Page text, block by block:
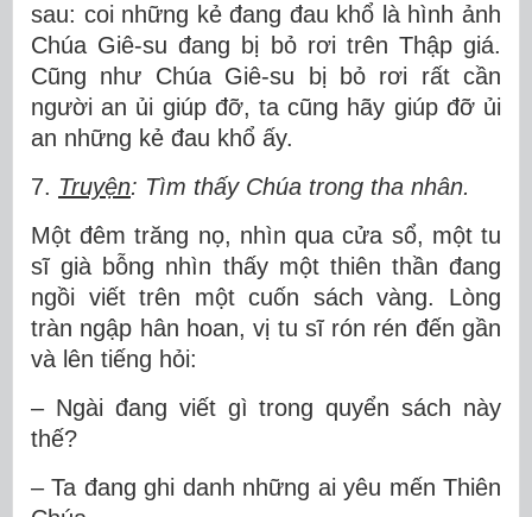
sau: coi những kẻ đang đau khổ là hình ảnh
Chúa Giê-su đang bị bỏ rơi trên Thập giá.
Cũng như Chúa Giê-su bị bỏ rơi rất cần
người an ủi giúp đỡ, ta cũng hãy giúp đỡ ủi
an những kẻ đau khổ ấy.
7. Truyện: Tìm thấy Chúa trong tha nhân.
Một đêm trăng nọ, nhìn qua cửa sổ, một tu
sĩ già bỗng nhìn thấy một thiên thần đang
ngồi viết trên một cuốn sách vàng. Lòng
tràn ngập hân hoan, vị tu sĩ rón rén đến gần
và lên tiếng hỏi:
– Ngài đang viết gì trong quyển sách này
thế?
– Ta đang ghi danh những ai yêu mến Thiên